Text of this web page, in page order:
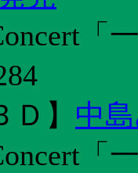
Ｄ 】 中